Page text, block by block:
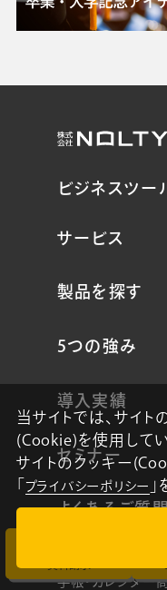
ビジネスツー
サービス
製品を探す
5つの強み
導入実績
セミナー
よくあるご質
手帳・カレンダー
当サイトでは、サイ
(Cookie)を使用してい
サイトのクッキー
プライバシーポリシー